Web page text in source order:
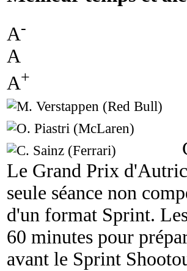
A-
A
A+
Le Grand Prix
seule séance non
d'un format Sprint.
60 minutes pour
avant le Sprint